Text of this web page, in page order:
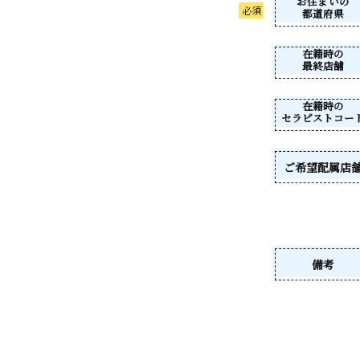
都道府県
在籍時の
最終店舗
在籍時の
セラピストコー
ご希望配属店
備考